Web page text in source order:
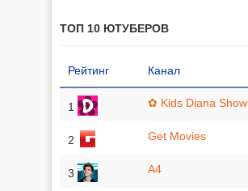
ТОП 10 ЮТУБЕРОВ
Рейтинг Канал
1 ✿ Kids Diana Show
2 Get Movies
3 A4